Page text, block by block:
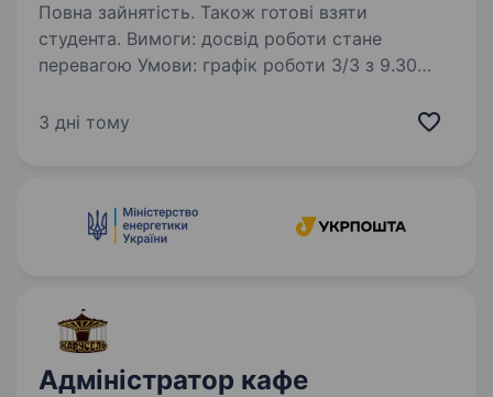
Повна зайнятість. Також готові взяти
студента. Вимоги: досвід роботи стане
перевагою Умови: графік роботи 3/3 з 9.30
зміна смачне харчування форма вечірнє
3 дні тому
Адміністратор кафе